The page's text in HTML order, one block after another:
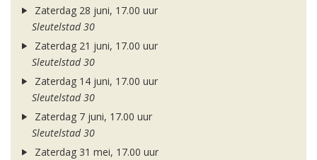
Zaterdag 28 juni, 17.00 uur
Sleutelstad 30
Zaterdag 21 juni, 17.00 uur
Sleutelstad 30
Zaterdag 14 juni, 17.00 uur
Sleutelstad 30
Zaterdag 7 juni, 17.00 uur
Sleutelstad 30
Zaterdag 31 mei, 17.00 uur